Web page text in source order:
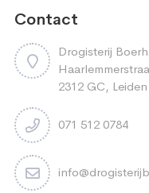
Contact
Drogisterij
2312 GC, Leiden
071 512 0784